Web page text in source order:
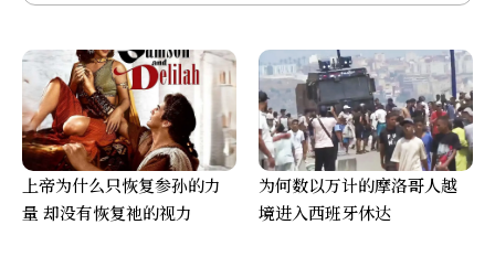
上帝为什么只恢复参孙的力
量 却没有恢复祂的视力
为何数以万计的摩洛哥人越
境进入西班牙休达